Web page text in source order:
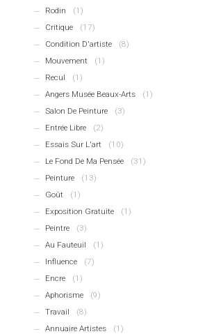
Rodin
(1)
Critique
(17)
Condition D'artiste
(8)
Mouvement
(1)
Recul
(1)
Angers Musée Beaux-Arts
(1)
Salon De Peinture
(3)
Entrée Libre
(2)
Essais Sur L'art
(10)
Le Fond De Ma Pensée
(31)
Peinture
(13)
Goût
(1)
Exposition Gratuite
(1)
Peintre
(3)
Au Fauteuil
(1)
Influence
(7)
Encre
(1)
Aphorisme
(9)
Travail
(8)
Annuaire Artistes
(1)